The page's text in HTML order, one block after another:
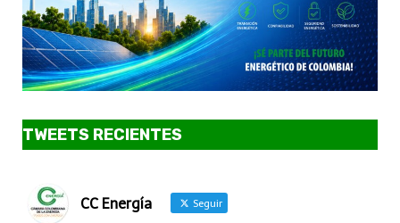
TWEETS RECIENTES
CC Energía Seguir